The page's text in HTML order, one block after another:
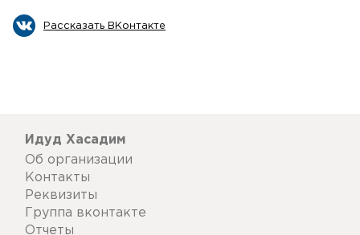
Рассказать ВКонтакте
Идуд Хасадим
Об организации
Контакты
Реквизиты
Группа вконтакте
Отчеты